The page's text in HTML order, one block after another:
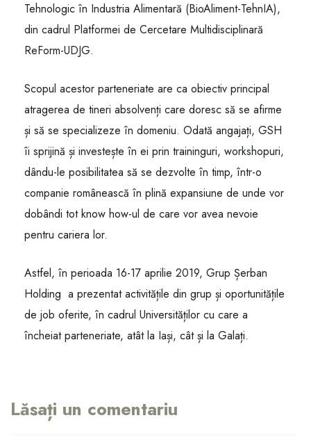
Tehnologic în Industria Alimentară (BioAliment-TehnIA),
din cadrul Platformei de Cercetare Multidisciplinară
ReForm-UDJG.
Scopul acestor parteneriate are ca obiectiv principal
atragerea de tineri absolvenți care doresc să se afirme
și să se specializeze în domeniu. Odată angajați, GSH
îi sprijină și investește în ei prin traininguri, workshopuri,
dându-le posibilitatea să se dezvolte în timp, într-o
companie românească în plină expansiune de unde vor
dobândi tot know how-ul de care vor avea nevoie
pentru cariera lor.
Astfel, în perioada 16-17 aprilie 2019, Grup Șerban
Holding a prezentat activitățile din grup și oportunitățile
de job oferite, în cadrul Universităților cu care a
încheiat parteneriate, atât la Iași, cât și la Galați.
Lăsați un comentariu